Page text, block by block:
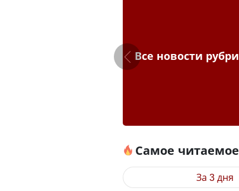
Все новости
Самое читаемое
За 3 дня